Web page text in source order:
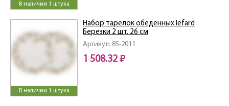
В наличии 1 штука
В наличии 1 штука
Артикул: 85-2011
Набор тарелок обеденных lefard
Березки 2 шт. 26 см
1 508.32 ₽